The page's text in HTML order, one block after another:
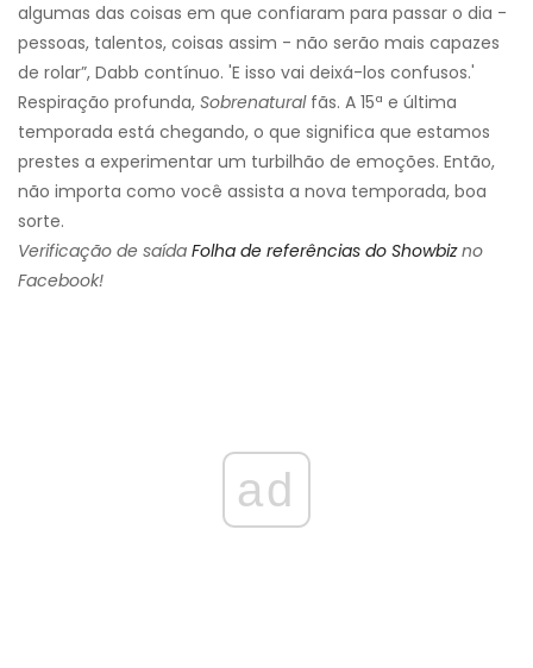
algumas das coisas em que confiaram para passar o dia -
pessoas, talentos, coisas assim - não serão mais capazes
de rolar”, Dabb contínuo. 'E isso vai deixá-los confusos.'
Respiração profunda, Sobrenaturalfãs. A 15ª e última
temporada está chegando, o que significa que estamos
prestes a experimentar um turbilhão de emoções. Então,
não importa como você assista a nova temporada, boa
sorte.
Verificação de saída Folha de referências do Showbiz no
Facebook!
ad